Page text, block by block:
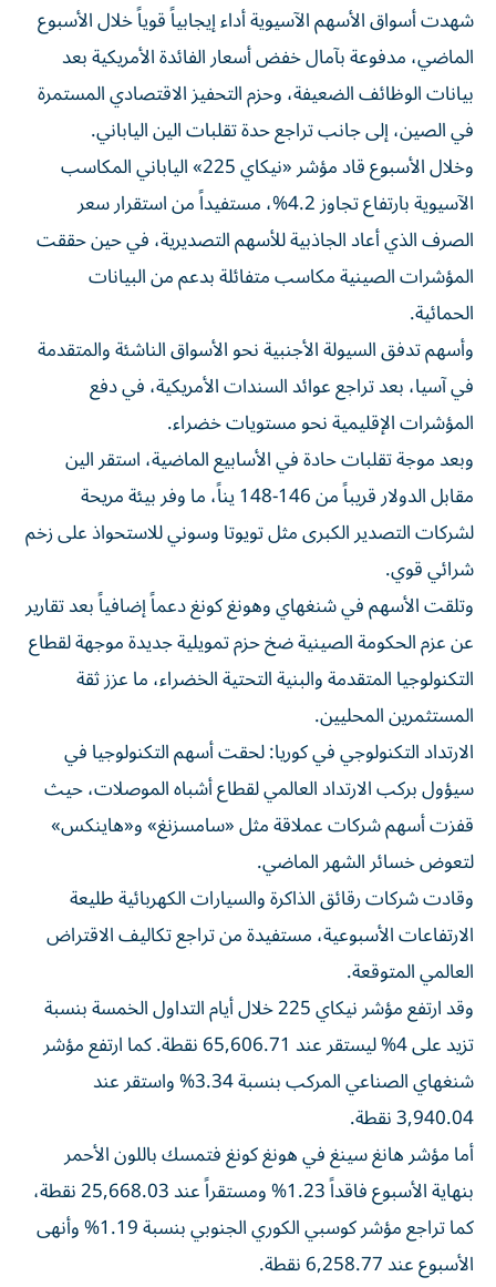
شهدت أسواق الأسهم الآسيوية أداء إيجابياً قوياً خلال الأسبوع
الماضي، مدفوعة بآمال خفض أسعار الفائدة الأمريكية بعد
بيانات الوظائف الضعيفة، وحزم التحفيز الاقتصادي المستمرة
في الصين، إلى جانب تراجع حدة تقلبات الين الياباني.
وخلال الأسبوع قاد مؤشر «نيكاي 225» الياباني المكاسب
الآسيوية بارتفاع تجاوز 4.2%، مستفيداً من استقرار سعر
الصرف الذي أعاد الجاذبية للأسهم التصديرية، في حين حققت
المؤشرات الصينية مكاسب متفائلة بدعم من البيانات
الحمائية.
وأسهم تدفق السيولة الأجنبية نحو الأسواق الناشئة والمتقدمة
في آسيا، بعد تراجع عوائد السندات الأمريكية، في دفع
المؤشرات الإقليمية نحو مستويات خضراء.
وبعد موجة تقلبات حادة في الأسابيع الماضية، استقر الين
مقابل الدولار قريباً من 146-148 يناً، ما وفر بيئة مريحة
لشركات التصدير الكبرى مثل تويوتا وسوني للاستحواذ على زخم
شرائي قوي.
وتلقت الأسهم في شنغهاي وهونغ كونغ دعماً إضافياً بعد تقارير
عن عزم الحكومة الصينية ضخ حزم تمويلية جديدة موجهة لقطاع
التكنولوجيا المتقدمة والبنية التحتية الخضراء، ما عزز ثقة
المستثمرين المحليين.
الارتداد التكنولوجي في كوريا: لحقت أسهم التكنولوجيا في
سيؤول بركب الارتداد العالمي لقطاع أشباه الموصلات، حيث
قفزت أسهم شركات عملاقة مثل «سامسزنغ» و«هاينكس»
لتعوض خسائر الشهر الماضي.
وقادت شركات رقائق الذاكرة والسيارات الكهربائية طليعة
الارتفاعات الأسبوعية، مستفيدة من تراجع تكاليف الاقتراض
العالمي المتوقعة.
وقد ارتفع مؤشر نيكاي 225 خلال أيام التداول الخمسة بنسبة
تزيد على 4% ليستقر عند 65,606.71 نقطة. كما ارتفع مؤشر
شنغهاي الصناعي المركب بنسبة 3.34% واستقر عند
3,940.04 نقطة.
أما مؤشر هانغ سينغ في هونغ كونغ فتمسك باللون الأحمر
بنهاية الأسبوع فاقداً 1.23% ومستقراً عند 25,668.03 نقطة،
كما تراجع مؤشر كوسبي الكوري الجنوبي بنسبة 1.19% وأنهى
الأسبوع عند 6,258.77 نقطة.